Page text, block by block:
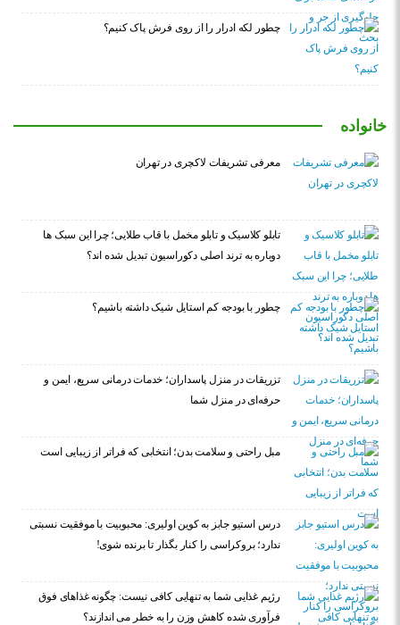
چطور لکه ادرار را از روی فرش پاک کنیم؟
خانواده
معرفی تشریفات لاکچری در تهران
تابلو کلاسیک و تابلو مخمل با قاب طلایی؛ چرا این سبک ها
دوباره به ترند اصلی دکوراسیون تبدیل شده اند؟
چطور با بودجه کم استایل شیک داشته باشیم؟
تزریقات در منزل پاسداران؛ خدمات درمانی سریع، ایمن و
حرفه‌ای در منزل شما
مبل راحتی و سلامت بدن؛ انتخابی که فراتر از زیبایی است
درس استیو جابز به کوین اولیری: محبوبیت با موفقیت نسبتی
ندارد؛ بروکراسی را کنار بگذار تا برنده شوی!
رژیم غذایی شما به تنهایی کافی نیست: چگونه غذاهای فوق
فرآوری شده کاهش وزن را به خطر می اندازند؟